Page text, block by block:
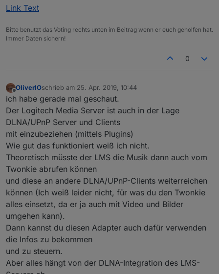
Link Text
Bitte benutzt das Voting rechts unten im Beitrag wenn er euch geholfen hat.
Immer Daten sichern!
0
Offline
OliverIOschrieb am 25. Apr. 2019, 10:44
zuletzt editiert von
ich habe gerade mal geschaut.
Der Logitech Media Server ist auch in der Lage
DLNA/UPnP Server und Clients
mit einzubeziehen (mittels Plugins)
Wie gut das funktioniert weiß ich nicht.
Theoretisch müsste der LMS die Musik dann auch vom
Twonkie abrufen können
und diese an andere DLNA/UPnP-Clients weiterreichen
können (Ich weiß leider nicht, für was du den Twonkie
alles einsetzt, da er ja auch mit Video und Bilder
umgehen kann).
Dann kannst du diesen Adapter auch dafür verwenden
die Infos zu bekommen
und zu steuern.
Aber alles hängt von der DLNA-Integration des LMS-